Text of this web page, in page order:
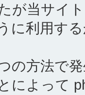
が当サイ
に利用す
の方法で
によって